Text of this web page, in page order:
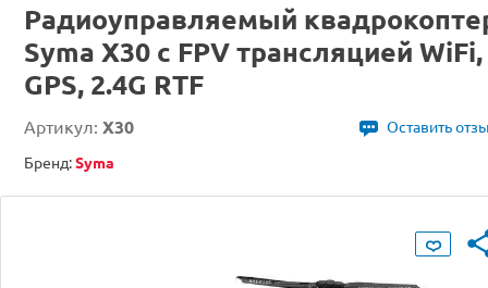
Радиоуправляемый
Syma X30 с FPV трансляцией WiFi,
GPS, 2.4G RTF
Артикул: X30
Оставить
Бренд:Syma